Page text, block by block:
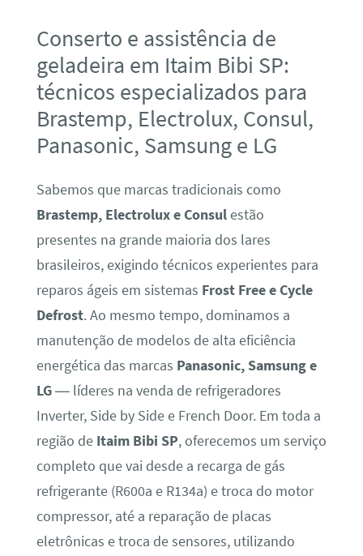
Conserto e assistência de
geladeira em Itaim Bibi SP:
técnicos especializados para
Brastemp, Electrolux, Consul,
Panasonic, Samsung e LG
Sabemos que marcas tradicionais como
Brastemp, Electrolux e Consulestão
presentes na grande maioria dos lares
brasileiros, exigindo técnicos experientes para
reparos ágeis em sistemas Frost Free e Cycle
Defrost. Ao mesmo tempo, dominamos a
manutenção de modelos de alta eficiência
energética das marcas Panasonic, Samsung e
LG— líderes na venda de refrigeradores
Inverter, Side by Side e French Door. Em toda a
região de Itaim Bibi SP, oferecemos um serviço
completo que vai desde a recarga de gás
refrigerante (R600a e R134a) e troca do motor
compressor, até a reparação de placas
eletrônicas e troca de sensores, utilizando